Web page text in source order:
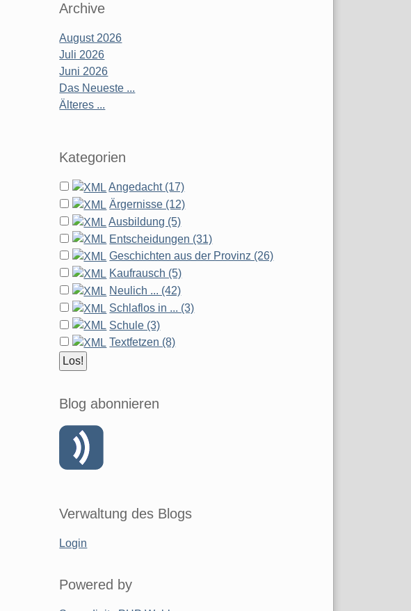
Archive
August 2026
Juli 2026
Juni 2026
Das Neueste ...
Älteres ...
Kategorien
Angedacht (17)
Ärgernisse (12)
Ausbildung (5)
Entscheidungen (31)
Geschichten aus der Provinz (26)
Kaufrausch (5)
Neulich ... (42)
Schlaflos in ... (3)
Schule (3)
Textfetzen (8)
Blog abonnieren
Verwaltung des Blogs
Login
Powered by